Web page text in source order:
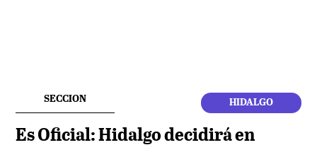
SECCION HIDALGO
Es Oficial: Hidalgo decidirá en